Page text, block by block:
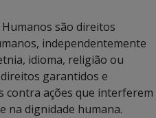
são direitos
independentemente
idioma, religião ou
garantidos e
contra ações que interferem
na dignidade humana.